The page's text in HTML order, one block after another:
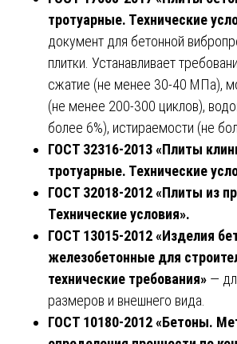
тротуарные. Технические
документ для бетонной
плитки. Устанавливает
сжатие (не менее 30-40 МПа),
(не менее 200-300 циклов),
более 6%), истираемости (не
ГОСТ 32316-2013 «Плиты
тротуарные. Технические
ГОСТ 32018-2012 «Плиты из
Технические условия».
ГОСТ 13015-2012 «Изделия
железобетонные для
технические требования» —
размеров и внешнего вида.
ГОСТ 10180-2012 «Бетоны.